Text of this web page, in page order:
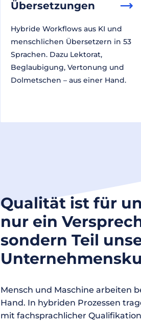
Übersetzungen
Hybride Workflows aus KI und
menschlichen Übersetzern in 53
Sprachen. Dazu Lektorat,
Beglaubigung, Vertonung und
Dolmetschen – aus einer Hand.
Qualität ist für
nur ein
sondern Teil
Mensch und Maschine arbeiten
Hand. In hybriden Prozessen
mit fachsprachlicher